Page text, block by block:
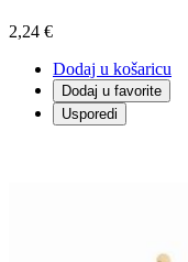
2,24 €
Dodaj u košaricu
Dodaj u favorite
Usporedi